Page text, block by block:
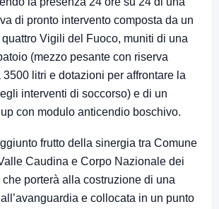
di pronto intervento composta da un
Vigili del Fuoco, muniti di una
(mezzo pesante con riserva
3500 litri e dotazioni per affrontare la
interventi di soccorso) e di un
con modulo anticendio boschivo.
frutto della sinergia tra Comune
Caudina e Corpo Nazionale dei
porterà alla costruzione di una
e collocata in un punto